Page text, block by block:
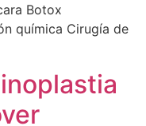
Botox
química Cirugía de